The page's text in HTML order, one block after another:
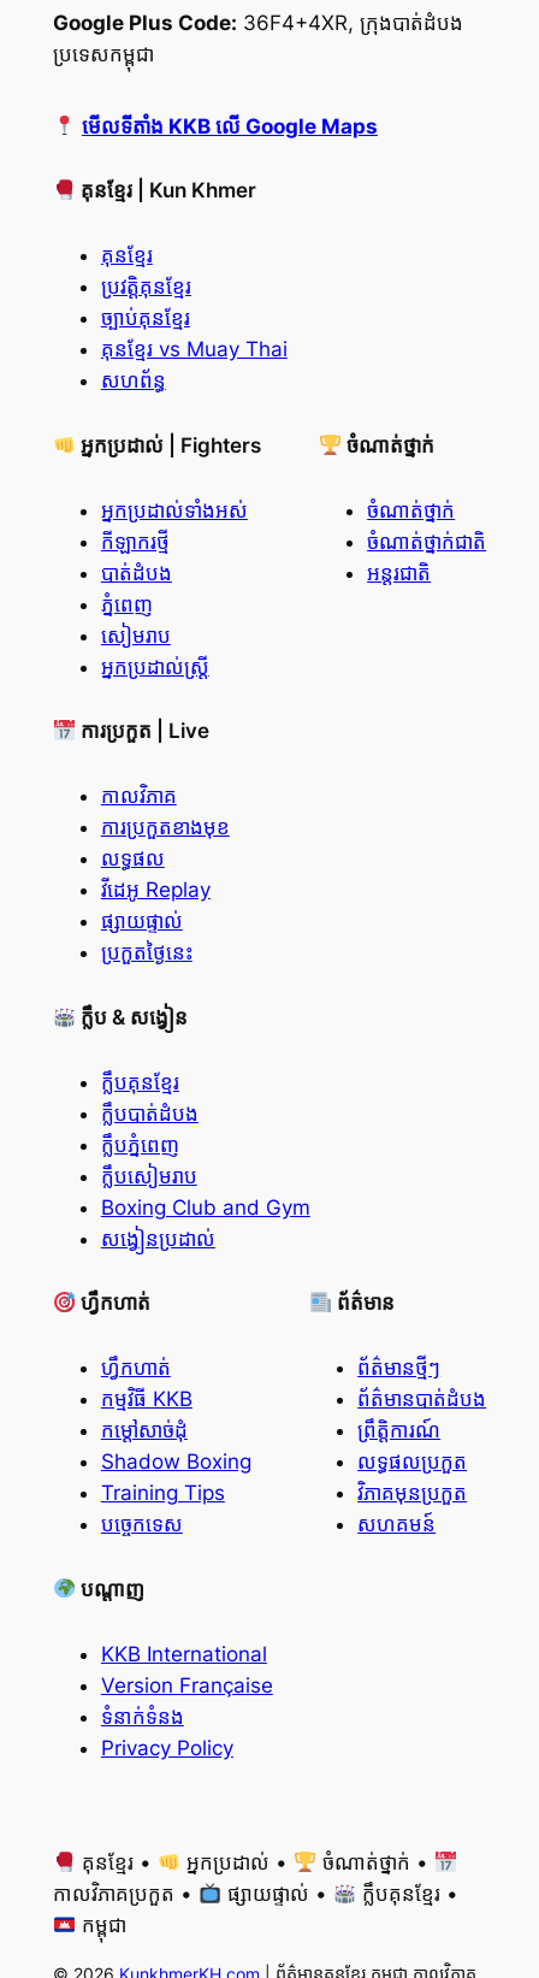
Google Plus Code: 36F4+4XR, ក្រុងបាត់ដំបង
ប្រទេសកម្ពុជា
មើលទីតាំង KKB លើ Google Maps
គុនខ្មែរ | Kun Khmer
គុនខ្មែរ
ប្រវត្តិគុនខ្មែរ
ច្បាប់គុនខ្មែរ
គុនខ្មែរ vs Muay Thai
សហព័ន្ធ
អ្នកប្រដាល់ | Fighters
អ្នកប្រដាល់ទាំងអស់
កីឡាករថ្មី
បាត់ដំបង
ភ្នំពេញ
សៀមរាប
អ្នកប្រដាល់ស្ត្រី
ចំណាត់ថ្នាក់
ចំណាត់ថ្នាក់
ចំណាត់ថ្នាក់ជាតិ
អន្តរជាតិ
ការប្រកួត | Live
កាលវិភាគ
ការប្រកួតខាងមុខ
លទ្ធផល
វីដេអូ Replay
ផ្សាយផ្ទាល់
ប្រកួតថ្ងៃនេះ
ក្លឹប & សង្វៀន
ក្លឹបគុនខ្មែរ
ក្លឹបបាត់ដំបង
ក្លឹបភ្នំពេញ
ក្លឹបសៀមរាប
Boxing Club and Gym
សង្វៀនប្រដាល់
ហ្វឹកហាត់
ហ្វឹកហាត់
កម្មវិធី KKB
កម្ដៅសាច់ដុំ
Shadow Boxing
Training Tips
បច្ចេកទេស
ព័ត៌មាន
ព័ត៌មានថ្មីៗ
ព័ត៌មានបាត់ដំបង
ព្រឹត្តិការណ៍
លទ្ធផលប្រកួត
វិភាគមុនប្រកួត
សហគមន៍
បណ្តាញ
KKB International
Version Française
ទំនាក់ទំនង
Privacy Policy
គុនខ្មែរ • អ្នកប្រដាល់ •
ចំណាត់ថ្នាក់ •
កាលវិភាគប្រកួត •
ផ្សាយផ្ទាល់ •
ក្លឹបគុនខ្មែរ •
កម្ពុជា
© 2026 KunkhmerKH.com| ព័ត៌មានគុនខ្មែរ កម្ពុជា កាលវិភាគ